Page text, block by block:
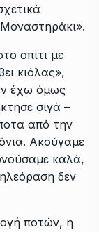
σπίτι με
κιόλας»,
έχω όμως
σιγά –
από την
Ακούγαμε
καλά,
δεν
ποτών, η